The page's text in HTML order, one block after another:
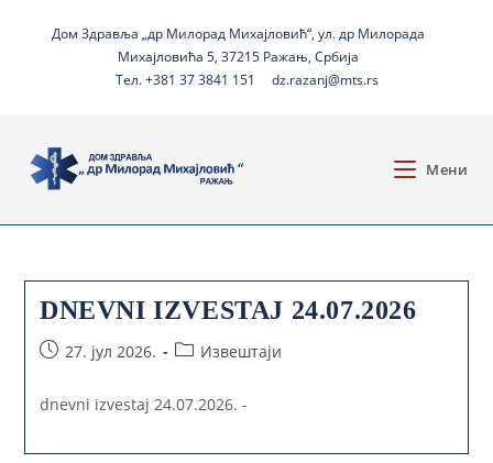
Дом Здравља „др Милорад Михајловић“, ул. др Милорада
Михајловића 5, 37215 Ражањ, Србија
Тел. +381 37 3841 151
dz.razanj@mts.rs
Мени
DNEVNI IZVESTAJ 24.07.2026
27. јул 2026. Извештаји
dnevni izvestaj 24.07.2026. -